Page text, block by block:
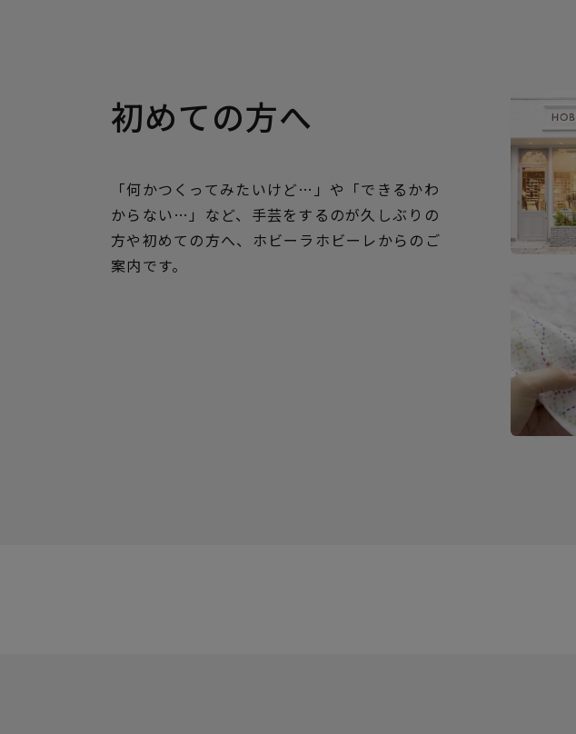
初めての方へ
「何かつくってみたいけど…」や「できるかわ
からない…」など、手芸をするのが久しぶりの
方や初めての方へ、ホビーラホビーレからのご
案内です。